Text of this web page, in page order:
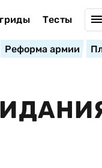
Тесты
Реформа армии